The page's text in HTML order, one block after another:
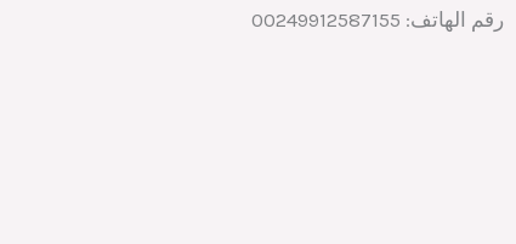
رقم الهاتف: 00249912587155